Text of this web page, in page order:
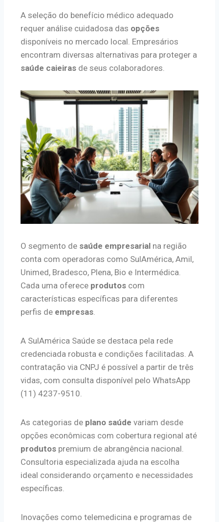
A seleção do benefício médico adequado
requer análise cuidadosa das opções
disponíveis no mercado local. Empresários
encontram diversas alternativas para proteger a
saúde caieiras de seus colaboradores.
O segmento de saúde empresarial na região
conta com operadoras como SulAmérica, Amil,
Unimed, Bradesco, Plena, Bio e Intermédica.
Cada uma oferece produtos com
características específicas para diferentes
perfis de empresas
A SulAmérica Saúde se destaca pela rede
credenciada robusta e condições facilitadas. A
contratação via CNPJ é possível a partir de três
vidas, com consulta disponível pelo WhatsApp
(11) 4237-9510.
As categorias de plano saúde variam desde
opções econômicas com cobertura regional até
produtos premium de abrangência nacional.
Consultoria especializada ajuda na escolha
ideal considerando orçamento e necessidades
específicas.
Inovações como telemedicina e programas de